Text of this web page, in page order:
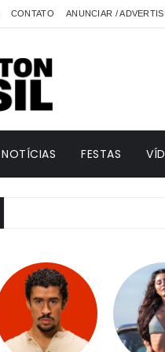
CONTATO ANUNCIAR /
NOTÍCIAS FESTAS